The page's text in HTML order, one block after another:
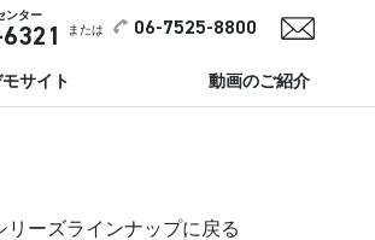
ンター
または 06-7525-8800
サイト 動画のご紹介
リーズラインナップに戻る